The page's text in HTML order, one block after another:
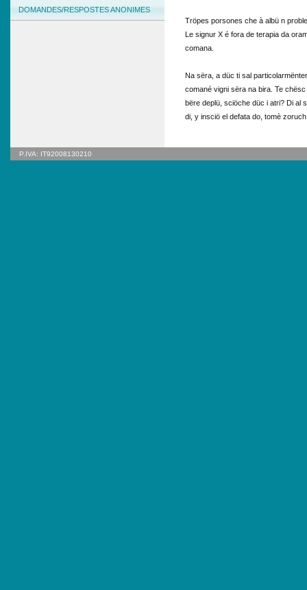
DOMANDES/RESPOSTES ANONIMES
P.IVA: IT92008130210
Tröpes porsones che à albü n
Le signur X é fora de terapia da
comana.
Na sëra, a düc ti sal
comané vigni sëra na bira. Te
bëre deplü, sciöche düc i atri? Di al
di, y insciö el defata do, tomè